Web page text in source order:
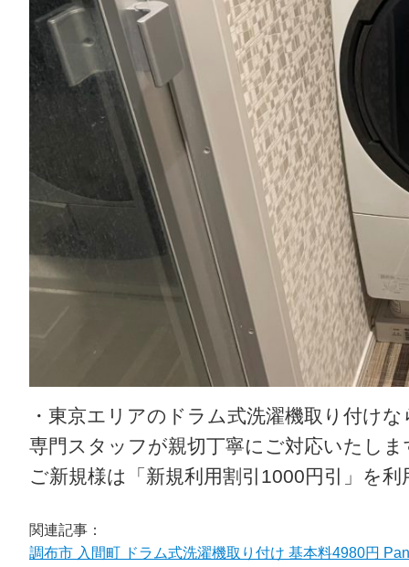
・東京エリアのドラム式洗濯機取り付け
専門スタッフが親切丁寧にご対応いたしま
ご新規様は「新規利用割引1000円引」を
関連記事：
調布市 入間町 ドラム式洗濯機取り付け 基本料4980円